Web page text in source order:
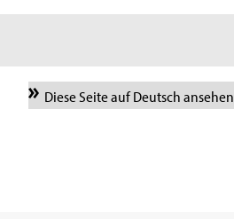
Diese Seite auf Deutsch ansehen